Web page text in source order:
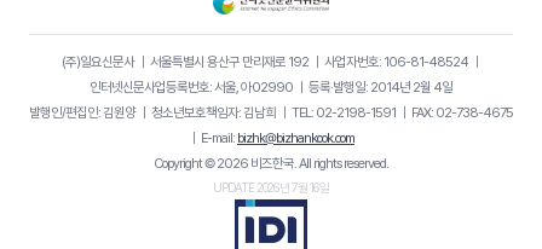
(주)일요신문사｜ 서울특별시 용산구 만리재로 192｜ 사업자번호: 106-81-48524｜
인터넷신문사업등록번호: 서울, 아02990 ｜ 등록·발행일: 2014년 2월 4일
발행인/편집인: 김원양｜ 청소년보호책임자: 김남희 ｜ TEL: 02-2198-1591 ｜ FAX: 02-738-4675
｜ E-mail: bizhk@bizhankook.com
Copyright © 2026 비즈한국. All rights reserved.
UPDATE 2026년 7월 16일